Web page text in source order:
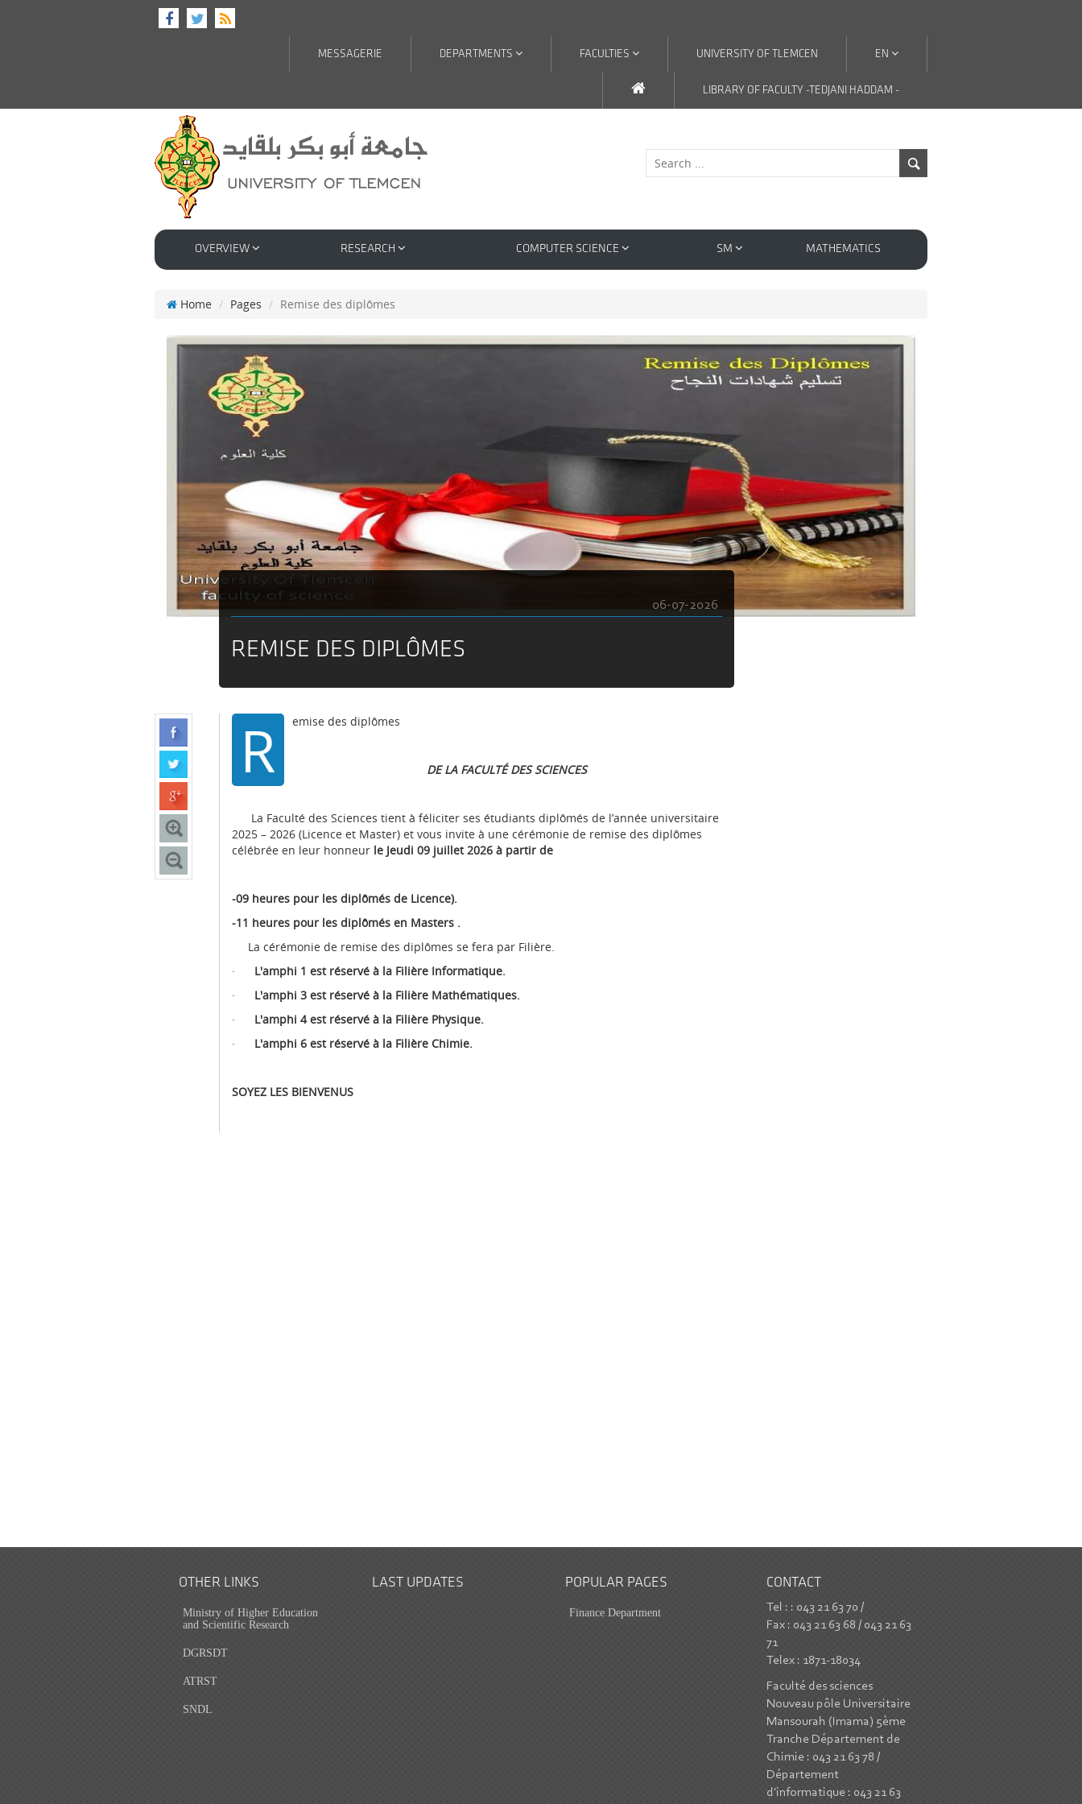
EN
UNIVERSITY OF TLEMCEN
FACULTIES
DEPARTMENTS
MESSAGERIE
LIBRARY OF FACULTY -TEDJANI HADDAM -
OVERVIEW RESEARCH COMPUTER SCIENCE SM MATHEMATICS
Home Pages Remise des diplômes
06-07-2026
REMISE DES DIPLÔMES
R emise des diplômes
DE LA FACULTÉ DES SCIENCES
La Faculté des Sciences tient à féliciter ses étudiants diplômés de l’année universitaire
2025 – 2026 (Licence et Master) et vous invite à une cérémonie de remise des diplômes
célébrée en leur honneur le Jeudi 09 juillet 2026 à partir de
-09 heures pour les diplômés de Licence).
-11 heures pour les diplômés en Masters .
La cérémonie de remise des diplômes se fera par Filière.
· L'amphi 1 est réservé à la Filière Informatique.
· L'amphi 3 est réservé à la Filière Mathématiques.
· L'amphi 4 est réservé à la Filière Physique.
· L'amphi 6 est réservé à la Filière Chimie.
SOYEZ LES BIENVENUS
OTHER LINKS
Ministry of Higher Education
and Scientific Research
DGRSDT
ATRST
SNDL
LAST UPDATES POPULAR PAGES
Finance Department
CONTACT
Tel : : 043 21 63 70 /
Fax : 043 21 63 68 / 043 21 63
71
Telex : 1871-18034
Faculté des sciences
Nouveau pôle Universitaire
Mansourah (Imama) 5ème
Tranche Département de
Chimie : 043 21 63 78 /
Département
d'informatique : 043 21 63